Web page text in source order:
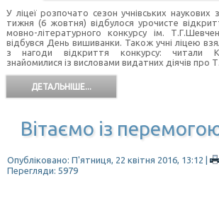
У ліцеї розпочато сезон учнівських наукових
тижня (6 жовтня) відбулося урочисте
мовно-літературного конкурсу ім.
відбувся День вишиванки. Також учні ліцею
з нагоди відкриття конкурсу: читали
знайомилися із висловами видатних діячів про
ДЕТАЛЬНІШЕ...
Вітаємо із
Опубліковано: П'ятниця, 22 квітня 2016, 13:12
Перегляди: 5979